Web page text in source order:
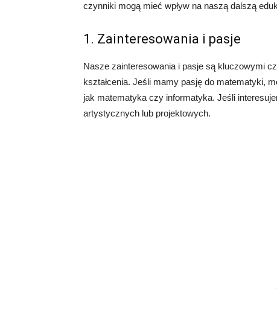
czynniki mogą mieć wpływ na naszą dalszą
1. Zainteresowania i pasje
Nasze zainteresowania i pasje są kluczowymi
kształcenia. Jeśli mamy pasję do matematyki,
jak matematyka czy informatyka. Jeśli
artystycznych lub projektowych.